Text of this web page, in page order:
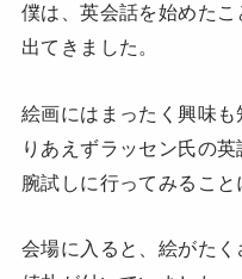
僕は、英会話を始めた
出てきました。
絵画にはまったく興味
りあえずラッセン氏の
腕試しに行ってみること
会場に入ると、絵がた